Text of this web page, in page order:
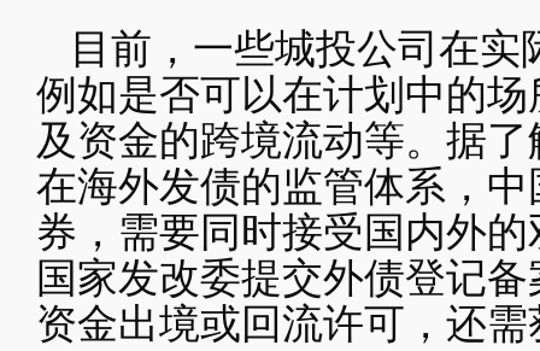
目前，一些城投公司在
例如是否可以在计划中的
及资金的跨境流动等。据
在海外发债的监管体系，
券，需要同时接受国内外
国家发改委提交外债登记
资金出境或回流许可，还